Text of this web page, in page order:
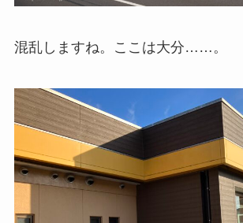
混乱しますね。ここは大分……。